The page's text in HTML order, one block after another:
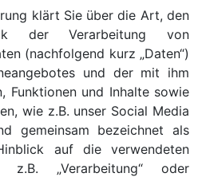
klärt Sie über die Art, den
der Verarbeitung von
(nachfolgend kurz „Daten“)
und der mit ihm
Funktionen und Inhalte sowie
wie z.B. unser Social Media
gemeinsam bezeichnet als
auf die verwendeten
z.B. „Verarbeitung“ oder